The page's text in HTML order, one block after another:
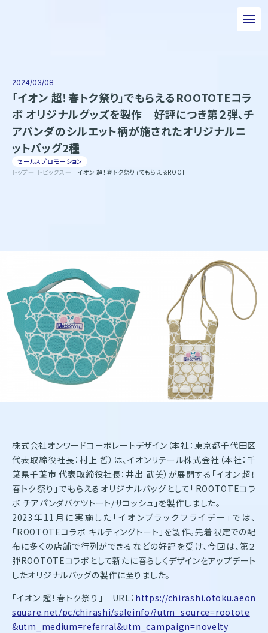
事業について
エピソード
実績紹介
トピックス
企業情報
お問い合わせ
株式会社オンワードホールディングス
株式会社オンワード樫山
オンワードパーソナルスタイル
〒102－8115
東京都千代田区飯田橋二丁目10－10
TEL：03-5226-1333
Copyright(C)2025 Onward Corporate Design CO., Ltd.
電子公告（2024年3月28日以前）
トップ トピックス 「イオン 超！春トク祭り」でもらえるROOTOTEコラボ オリジナルグッズを製作 好評につき第２弾、チアパンダのシルエット柄が施されたオリジナルニットバッグ2種
2024/03/08
「イオン 超！春トク祭り」でもらえるROOTOTEコラ
ボ オリジナルグッズを製作 好評につき第２弾、チ
アパンダのシルエット柄が施されたオリジナルニ
ットバッグ2種
セールスプロモーション
株式会社オンワードコーポレートデザイン（本社：東京都千代田区
代表取締役社長：村上 哲）は、イオンリテール株式会社（本社：千
葉県千葉市 代表取締役社長：井出 武美）が展開する「イオン 超！
春トク祭り」でもらえるオリジナルバッグとして「ROOTOTEコラ
ボ チアパンダバケツトート/サコッシュ」を製作しました。
2023年11月に実施した「イオンブラックフライデー」では、
「ROOTOTEコラボ キルティングトート」を製作。先着限定での配
布に多くの店舗で行列ができるなどの好評を受け、今回は、第２
弾ROOTOTEコラボとして新たに春らしくデザインをアップデート
したオリジナルバッグの製作に至りました。
「イオン 超！春トク祭り」 URL： https://chirashi.otoku.aeon
square.net/pc/chirashi/saleinfo/?utm_source=rootote
&utm_medium=referral&utm_campaign=novelty